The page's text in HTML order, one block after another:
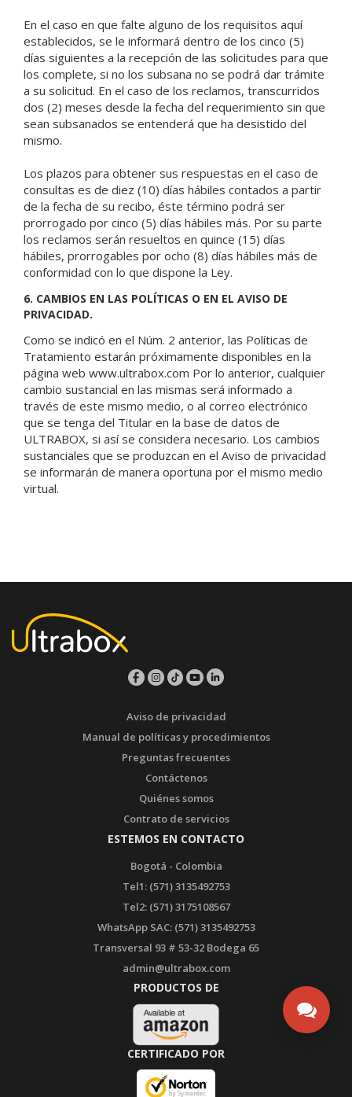
En el caso en que falte alguno de los requisitos aquí
establecidos, se le informará dentro de los cinco (5)
días siguientes a la recepción de las solicitudes para que
los complete, si no los subsana no se podrá dar trámite
a su solicitud. En el caso de los reclamos, transcurridos
dos (2) meses desde la fecha del requerimiento sin que
sean subsanados se entenderá que ha desistido del
mismo.
Los plazos para obtener sus respuestas en el caso de
consultas es de diez (10) días hábiles contados a partir
de la fecha de su recibo, éste término podrá ser
prorrogado por cinco (5) días hábiles más. Por su parte
los reclamos serán resueltos en quince (15) días
hábiles, prorrogables por ocho (8) días hábiles más de
conformidad con lo que dispone la Ley.
6. CAMBIOS EN LAS POLÍTICAS O EN EL AVISO DE
PRIVACIDAD.
Como se indicó en el Núm. 2 anterior, las Políticas de
Tratamiento estarán próximamente disponibles en la
página web www.ultrabox.com Por lo anterior, cualquier
cambio sustancial en las mismas será informado a
través de este mismo medio, o al correo electrónico
que se tenga del Titular en la base de datos de
ULTRABOX, si así se considera necesario. Los cambios
sustanciales que se produzcan en el Aviso de privacidad
se informarán de manera oportuna por el mismo medio
virtual.
Aviso de privacidad
Manual de políticas y procedimientos
Preguntas frecuentes
Contáctenos
Quiénes somos
Contrato de servicios
ESTEMOS EN CONTACTO
Bogotá - Colombia
Tel1: (571) 3135492753
Tel2: (571) 3175108567
WhatsApp SAC: (571) 3135492753
Transversal 93 # 53-32 Bodega 65
admin@ultrabox.com
PRODUCTOS DE
CERTIFICADO POR